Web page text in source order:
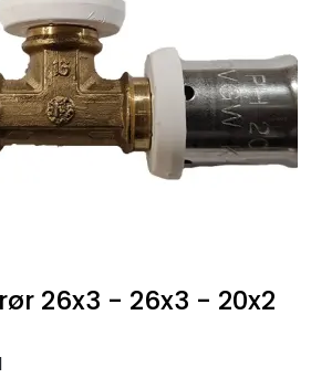
26x3 - 26x3 - 20x2